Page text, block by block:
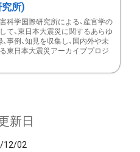
所)
科学国際研究所による、産官学の
て、東日本大震災に関するあらゆ
、事例、知見を収集し、国内外や未
東日本大震災アーカイブプロジ
新日
12/02